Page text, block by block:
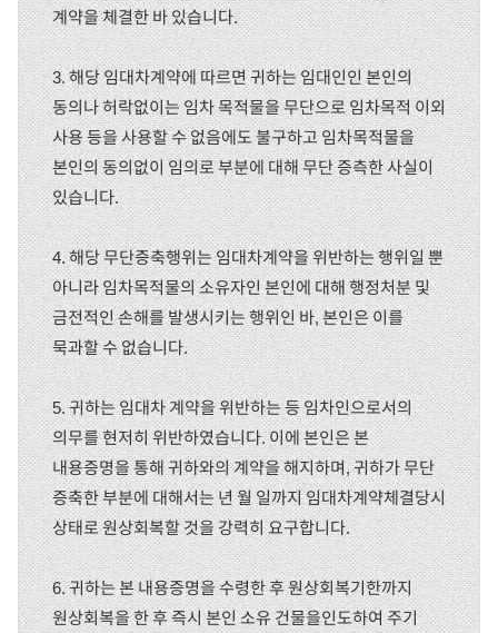
계약을 체결한 바 있습니다.
3. 해당 임대차계약에 따르면 귀하는 임대인인 본인의
동의나 허락없이는 임차 목적물을 무단으로 임차목적 이외
사용 등을 사용할 수 없음에도 불구하고 임차목적물을
본인의 동의없이 임의로 부분에 대해 무단 증측한 사실이
있습니다.
4. 해당 무단증축행위는 임대차계약을 위반하는 행위일 뿐
아니라 임차목적물의 소유자인 본인에 대해 행정처분 및
금전적인 손해를 발생시키는 행위인 바, 본인은 이를
묵과할 수 없습니다.
5. 귀하는 임대차 계약을 위반하는 등 임차인으로서의
의무를 현저히 위반하였습니다. 이에 본인은 본
내용증명을 통해 귀하와의 계약을 해지하며, 귀하가 무단
증축한 부분에 대해서는 년 월 일까지 임대차계약체결당시
상태로 원상회복할 것을 강력히 요구합니다.
6. 귀하는 본 내용증명을 수령한 후 원상회복기한까지
원상회복을 한 후 즉시 본인 소유 건물을인도하여 주기